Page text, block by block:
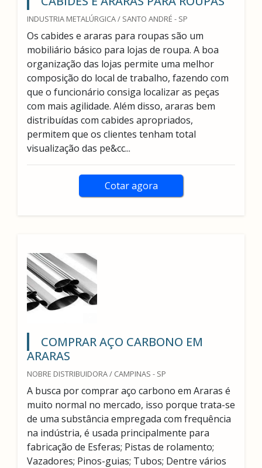
INDUSTRIA METALÚRGICA / SANTO ANDRÉ - SP
Os cabides e araras para roupas são um
mobiliário básico para lojas de roupa. A boa
organização das lojas permite uma melhor
composição do local de trabalho, fazendo com
que o funcionário consiga localizar as peças
com mais agilidade. Além disso, araras bem
distribuídas com cabides apropriados,
permitem que os clientes tenham total
visualização das pe&cc...
Cotar agora
COMPRAR AÇO CARBONO EM
ARARAS
NOBRE DISTRIBUIDORA / CAMPINAS - SP
A busca por comprar aço carbono em Araras é
muito normal no mercado, isso porque trata-se
de uma substância empregada com frequência
na indústria, é usada principalmente para
fabricação de Esferas; Pistas de rolamento;
Vazadores; Pinos-guias; Tubos; Dentre vários